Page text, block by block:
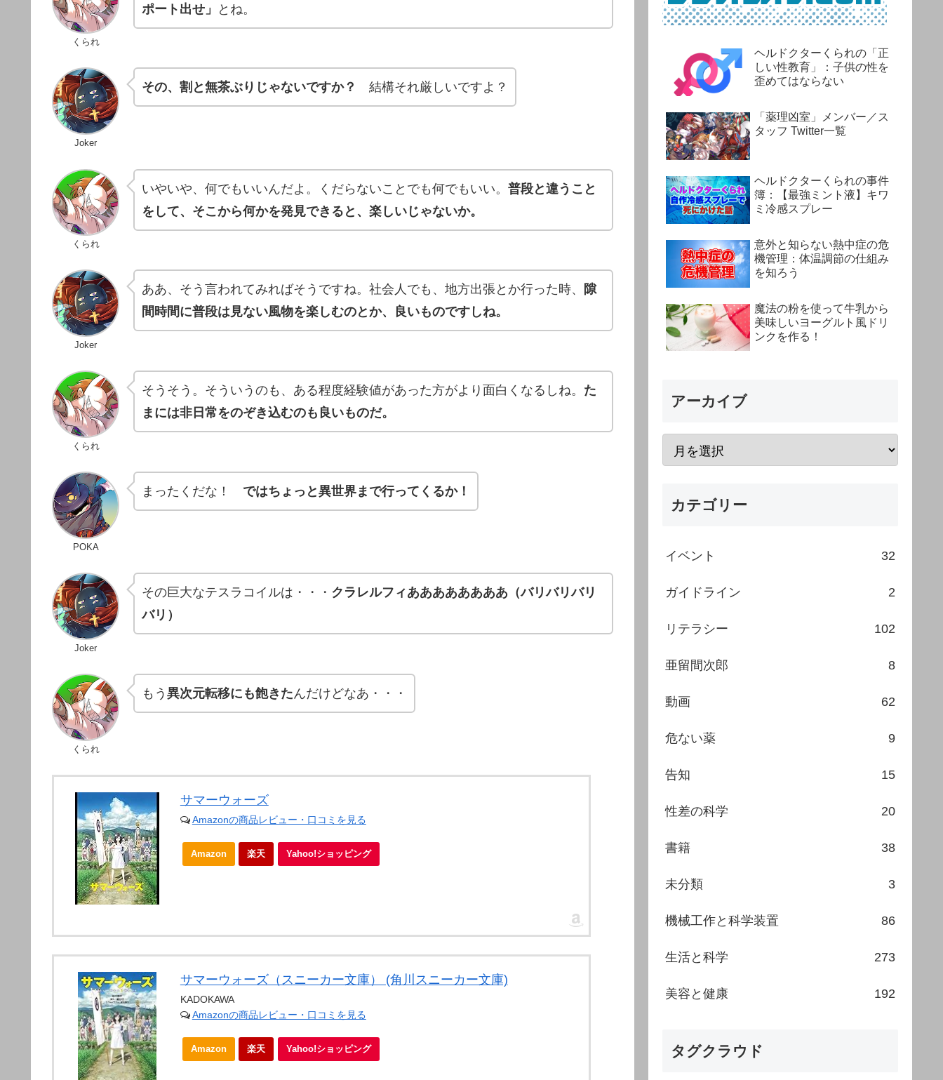
くられ
ポート出せ」
とね。
Joker
その、割と無茶ぶりじゃないですか？ 結構それ厳しいですよ？
くられ
いやいや、何でもいいんだよ。くだらないことでも何でもいい。 普段と違うこと
をして、そこから何かを発見できると、楽しいじゃないか。
Joker
ああ、そう言われてみればそうですね。社会人でも、地方出張とか行った時、
隙
間時間に普段は見ない風物を楽しむのとか、良いものですしね。
くられ
そうそう。そういうのも、ある程度経験値があった方がより面白くなるしね。 た
まには非日常をのぞき込むのも良いものだ。
POKA
まったくだな！ ではちょっと異世界まで行ってくるか！
Joker
その巨大なテスラコイルは・・・ クラレルフィああああああああ（バリバリバリ
バリ）
くられ
もう 異次元転移にも飽きたんだけどなあ・・・
サマーウォーズ
Amazonの商品レビュー・口コミを見る
Amazon 楽天 Yahoo!ショッピング
サマーウォーズ（スニーカー文庫） (角川スニーカー文庫)
KADOKAWA
Amazonの商品レビュー・口コミを見る
Amazon 楽天 Yahoo!ショッピング
ヘルドクターくられの「正
しい性教育」：子供の性を
歪めてはならない
「薬理凶室」メンバー／ス
タッフ Twitter一覧
ヘルドクターくられの事件
簿：【最強ミント液】キワ
ミ冷感スプレー
意外と知らない熱中症の危
機管理：体温調節の仕組み
を知ろう
魔法の粉を使って牛乳から
美味しいヨーグルト風ドリ
ンクを作る！
アーカイブ
カテゴリー
イベント 32
ガイドライン 2
リテラシー 102
亜留間次郎 8
動画 62
危ない薬 9
告知 15
性差の科学 20
書籍 38
未分類 3
機械工作と科学装置 86
生活と科学 273
美容と健康 192
タグクラウド